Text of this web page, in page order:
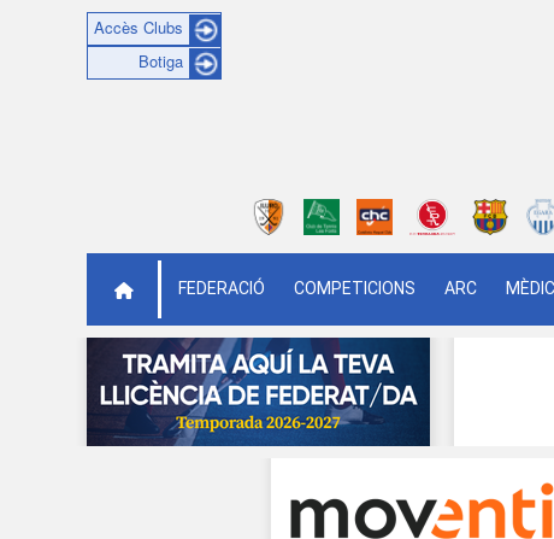
Accès Clubs
Botiga
FEDERACIÓ COMPETICIONS ARC MÈDIC